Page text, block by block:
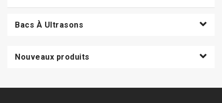
Bacs À Ultrasons
Nouveaux produits